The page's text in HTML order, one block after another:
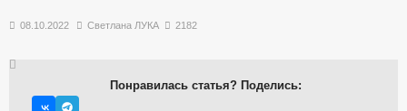
08.10.2022 Светлана ЛУКА 2182
Понравилась статья? Поделись: